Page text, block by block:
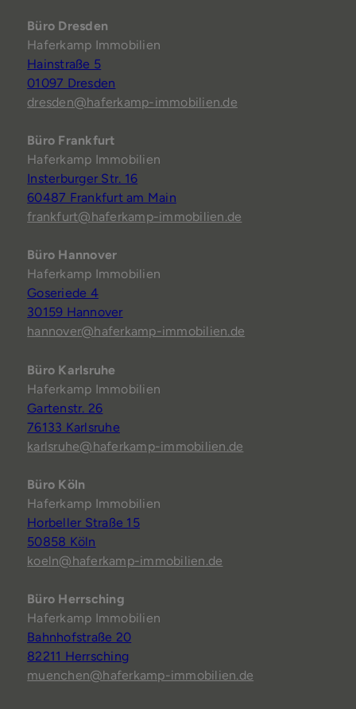
Büro Dresden
Haferkamp Immobilien
Hainstraße 5
01097 Dresden
dresden@haferkamp-immobilien.de
Büro Frankfurt
Haferkamp Immobilien
Insterburger Str. 16
60487 Frankfurt am Main
frankfurt@haferkamp-immobilien.de
Büro Hannover
Haferkamp Immobilien
Goseriede 4
30159 Hannover
hannover@haferkamp-immobilien.de
Büro Karlsruhe
Haferkamp Immobilien
Gartenstr. 26
76133 Karlsruhe
karlsruhe@haferkamp-immobilien.de
Büro Köln
Haferkamp Immobilien
Horbeller Straße 15
50858 Köln
koeln@haferkamp-immobilien.de
Büro Herrsching
Haferkamp Immobilien
Bahnhofstraße 20
82211 Herrsching
muenchen@haferkamp-immobilien.de